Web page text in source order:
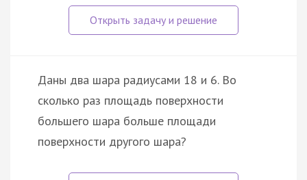
Даны два шара радиусами 18 и 6. Во
сколько раз площадь поверхности
большего шара больше площади
поверхности другого шара?